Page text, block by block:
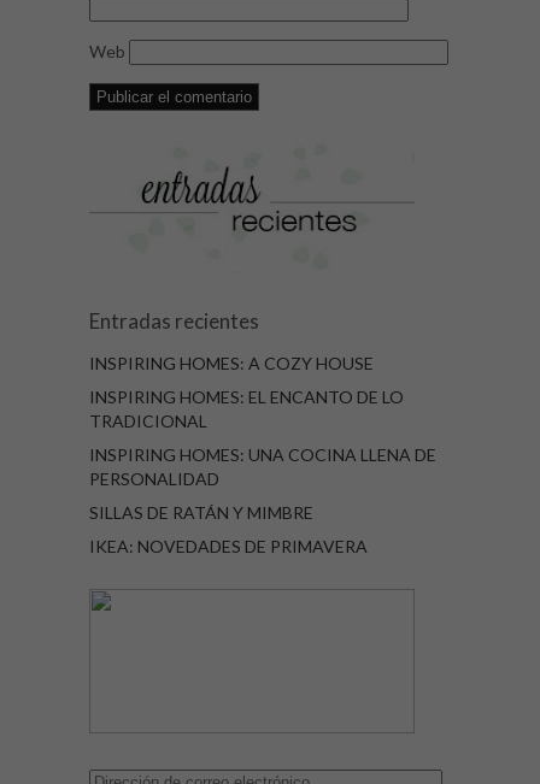
Web
Entradas recientes
INSPIRING HOMES: A COZY HOUSE
INSPIRING HOMES: EL ENCANTO DE LO
TRADICIONAL
INSPIRING HOMES: UNA COCINA LLENA DE
PERSONALIDAD
SILLAS DE RATÁN Y MIMBRE
IKEA: NOVEDADES DE PRIMAVERA
Dirección